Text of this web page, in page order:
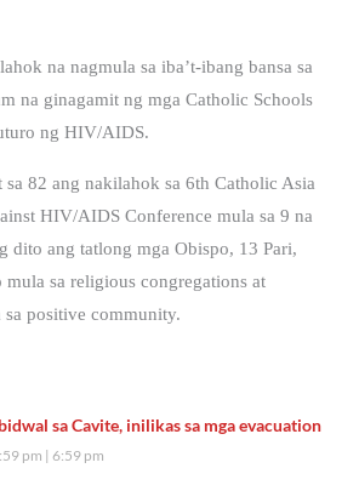
na nagmula sa iba’t-ibang bansa sa
na ginagamit ng mga Catholic Schools
ng HIV/AIDS.
sa 82 ang nakilahok sa 6th Catholic Asia
HIV/AIDS Conference mula sa 9 na
dito ang tatlong mga Obispo, 13 Pari,
mula sa religious congregations at
positive community.
sa Cavite, inilikas sa mga evacuation
pm 6:59 pm